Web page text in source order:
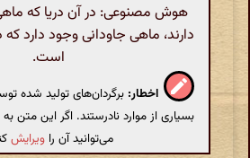
هوش مصنوعی: در آن دریا که
دارند، ماهی جاودانی وجود دارد
است.
اخطار: برگردان‌های تولید شده
بسیاری از موارد نادرستند. اگر این متن
می‌توانید آن را ویرایش